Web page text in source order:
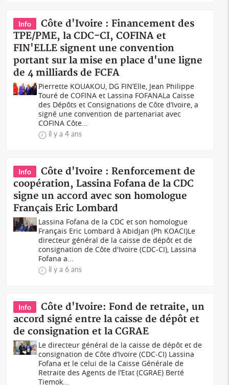
Info
Côte d'Ivoire : Financement des
TPE/PME, la CDC-CI, COFINA et
FIN'ELLE signent une convention
portant sur la mise en place d'une ligne
de 4 milliards de FCFA
Pierrette KOUAKOU, DG FIN’Elle, Jean Philippe
Touré de COFINA et Lassina FOFANALa Caisse
des Dépôts et Consignations de Côte d’Ivoire, a
signé une convention de partenariat avec
COFINA Côte...
il y a 4 ans
Info
Côte d'Ivoire : Renforcement de
coopération, Lassina Fofana de la CDC
signe un accord avec son homologue
Français Eric Lombard
Lassina Fofana de la CDC et son homologue
Français Eric Lombard à Abidjan (Ph KOACI)Le
directeur général de la caisse de dépôt et de
consignation de Côte d'Ivoire (CDC-CI), Lassina
Fofana a...
il y a 6 ans
Info
Côte d'Ivoire: Fond de retraite, un
accord signé entre la caisse de dépôt et
de consignation et la CGRAE
Le directeur général de la caisse de dépôt et de
consignation de Côte d’Ivoire (CDC-CI) Lassina
Fofana et le celui de la Caisse Générale de
Retraite des Agents de l’Etat (CGRAE) Berté
Tiemok...